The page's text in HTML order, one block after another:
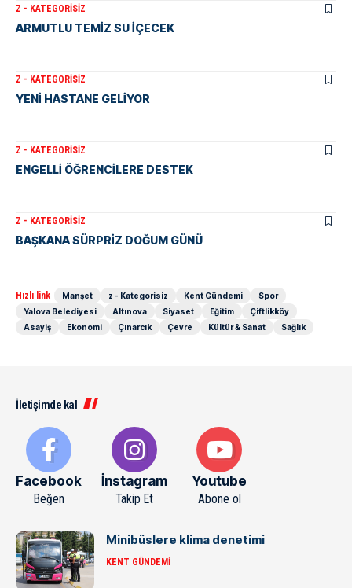
Z - KATEGORISIZ
ARMUTLU TEMİZ SU İÇECEK
Z - KATEGORISIZ
YENİ HASTANE GELİYOR
Z - KATEGORISIZ
ENGELLİ ÖĞRENCİLERE DESTEK
Z - KATEGORISIZ
BAŞKANA SÜRPRİZ DOĞUM GÜNÜ
Hızlı link Manşet z - Kategorisiz Kent Gündemi
Spor
Yalova Belediyesi
Altınova Siyaset Eğitim
Çiftlikköy
Asayiş
Ekonomi Çınarcık Çevre Kültür & Sanat Sağlık
İletişimde kal
Facebook
Beğen
İnstagram
Takip Et
Youtube
Abone ol
Minibüslere klima denetimi
KENT GÜNDEMI